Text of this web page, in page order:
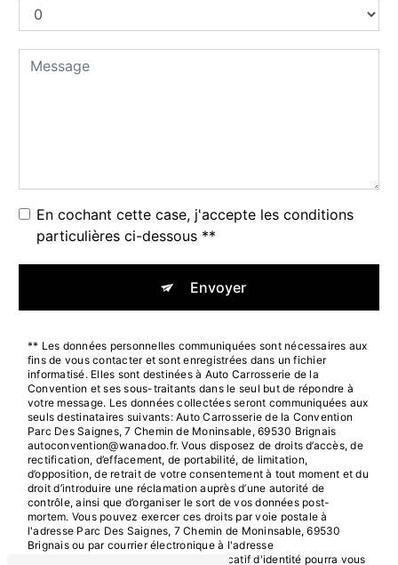
En cochant cette case, j'accepte les conditions
particulières ci-dessous **
Envoyer
** Les données personnelles communiquées sont nécessaires aux
fins de vous contacter et sont enregistrées dans un fichier
informatisé. Elles sont destinées à Auto Carrosserie de la
Convention et ses sous-traitants dans le seul but de répondre à
votre message. Les données collectées seront communiquées aux
seuls destinataires suivants: Auto Carrosserie de la Convention
Parc Des Saignes, 7 Chemin de Moninsable, 69530 Brignais
autoconvention@wanadoo.fr. Vous disposez de droits d’accès, de
rectification, d’effacement, de portabilité, de limitation,
d’opposition, de retrait de votre consentement à tout moment et du
droit d’introduire une réclamation auprès d’une autorité de
contrôle, ainsi que d’organiser le sort de vos données post-
mortem. Vous pouvez exercer ces droits par voie postale à
l'adresse Parc Des Saignes, 7 Chemin de Moninsable, 69530
Brignais ou par courrier électronique à l'adresse
autoconvention@wanadoo.fr. Un justificatif d'identité pourra vous